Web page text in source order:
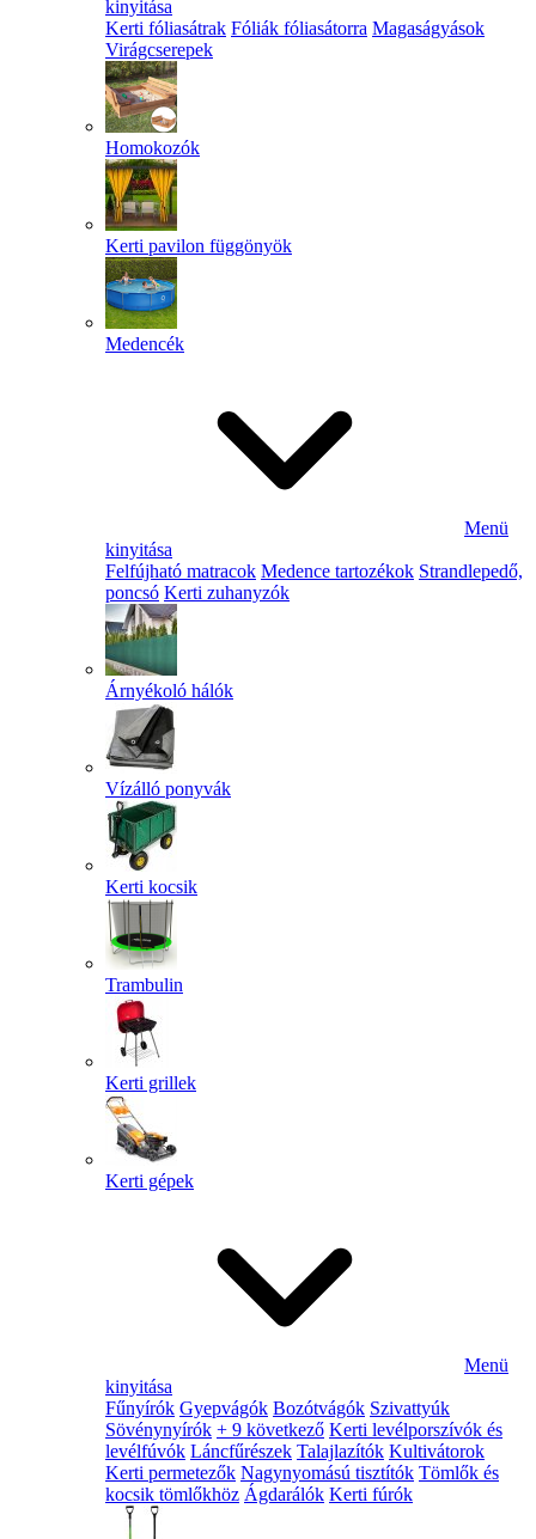
kinyitása
Kerti fóliasátrak Fóliák fóliasátorra Magaságyások
Virágcserepek
Homokozók
Kerti pavilon függönyök
Medencék
Menü
kinyitása
Felfújható matracok Medence tartozékok Strandlepedő,
poncsó Kerti zuhanyzók
Árnyékoló hálók
Vízálló ponyvák
Kerti kocsik
Trambulin
Kerti grillek
Kerti gépek
Menü
kinyitása
Fűnyírók Gyepvágók Bozótvágók Szivattyúk
Sövénynyírók + 9 következő Kerti levélporszívók és
levélfúvók Láncfűrészek Talajlazítók Kultivátorok
Kerti permetezők Nagynyomású tisztítók Tömlők és
kocsik tömlőkhöz Ágdarálók Kerti fúrók